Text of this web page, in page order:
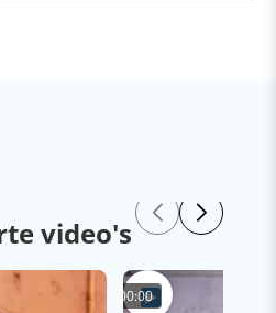
video's
00:00